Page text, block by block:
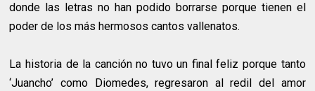
donde las letras no han podido borrarse porque tienen el
poder de los más hermosos cantos vallenatos.
La historia de la canción no tuvo un final feliz porque tanto
‘Juancho’ como Diomedes, regresaron al redil del amor